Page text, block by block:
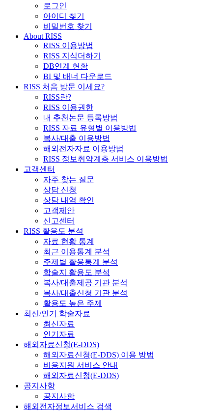
로그인
아이디 찾기
비밀번호 찾기
About RISS
RISS 이용방법
RISS 지식더하기
DB연계 현황
BI 및 배너 다운로드
RISS 처음 방문 이세요?
RISS란?
RISS 이용권한
내 추천논문 등록방법
RISS 자료 유형별 이용방법
복사/대출 이용방법
해외전자자료 이용방법
RISS 정보취약계층 서비스 이용방법
고객센터
자주 찾는 질문
상담 신청
상담 내역 확인
고객제안
신고센터
RISS 활용도 분석
자료 현황 통계
최근 이용통계 분석
주제별 활용통계 분석
학술지 활용도 분석
복사/대출제공 기관 분석
복사/대출신청 기관 분석
활용도 높은 주제
최신/인기 학술자료
최신자료
인기자료
해외자료신청(E-DDS)
해외자료신청(E-DDS) 이용 방법
비용지원 서비스 안내
해외자료신청(E-DDS)
공지사항
공지사항
해외전자정보서비스 검색